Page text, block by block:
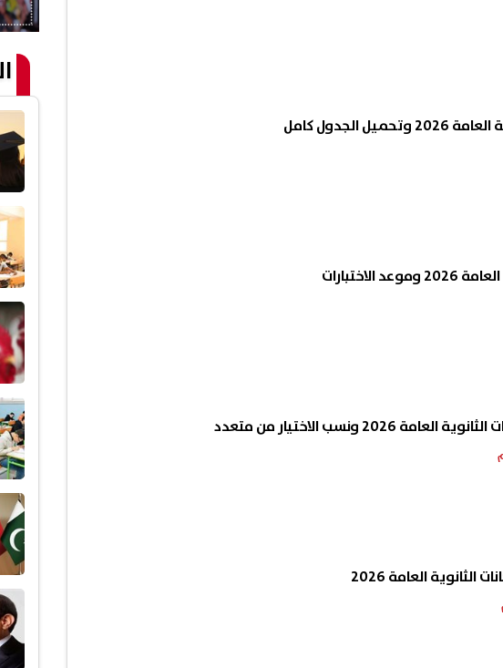
الجدول كامل
ونسب الاختيار من متعدد
العامة 2026